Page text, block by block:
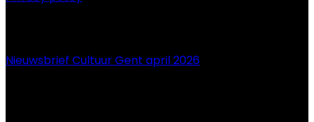
Nieuwsbrief Cultuur Gent april 2026